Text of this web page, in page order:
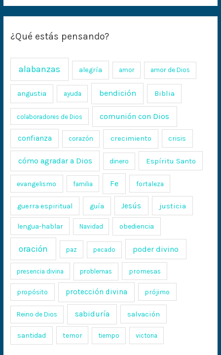
¿Qué estás pensando?
alabanzas alegría amor amor de Dios
angustia ayuda bendición Biblia
colaboradores de Dios comunión con Dios
confianza corazón crecimiento crisis
cómo agradar a Dios dinero Espíritu Santo
evangelismo familia Fe fortaleza
guerra espiritual guía Jesús justicia
lengua-hablar Navidad obediencia
oración paz pecado poder divino
presencia divina problemas promesas
propósito protección divina prójimo
Reino de Dios sabiduría salvación
santidad temor tiempo victoria